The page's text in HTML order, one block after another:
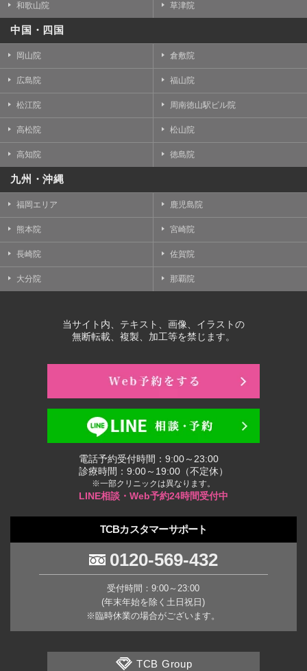
和歌山院 草津院
中国・四国
岡山院 倉敷院
広島院 福山院
松江院 周南徳山駅ビル院
高松院 松山院
高知院 徳島院
九州・沖縄
福岡エリア 鹿児島院
熊本院 宮崎院
長崎院 佐賀院
大分院 那覇院
当サイト内、テキスト、画像、イラストの
無断転載、複製、加工等を禁じます。
電話予約受付時間：9:00～23:00
診療時間：9:00～19:00（不定休）
※一部クリニックは異なります。
LINE相談・Web予約24時間受付中
TCBカスタマーサポート
0120-569-432
受付時間：9:00～23:00
(年末年始を除く土日祝日)
※臨時休業の場合がございます。
TCB Group